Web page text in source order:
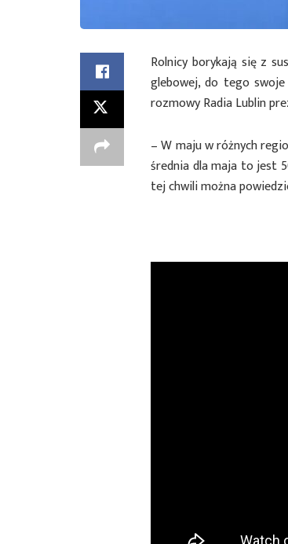
Rolnicy borykają się z
glebowej, do tego
rozmowy Radia Lublin
– W maju w różnych
średnia dla maja to jest
tej chwili można